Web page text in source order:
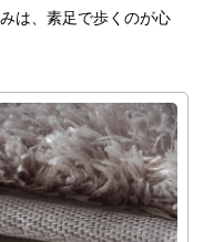
は、素足で歩くのが心